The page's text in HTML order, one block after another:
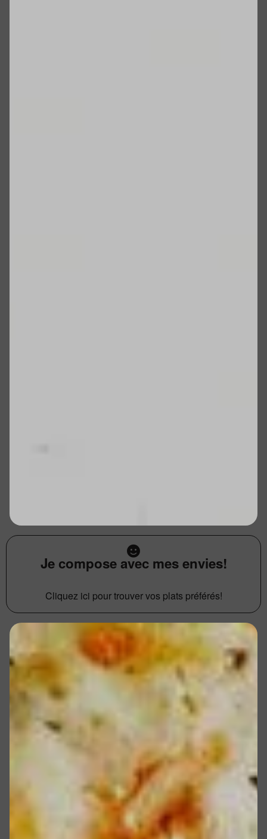
Je compose avec mes envies!
Cliquez ici pour trouver vos plats préférés!